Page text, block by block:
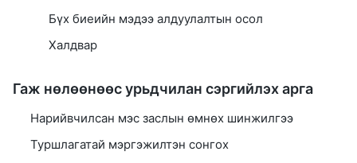
Бүх биеийн мэдээ алдуулалтын осол
Халдвар
Гаж нөлөөнөөс урьдчилан сэргийлэх арга
Нарийвчилсан мэс заслын өмнөх шинжилгээ
Туршлагатай мэргэжилтэн сонгох